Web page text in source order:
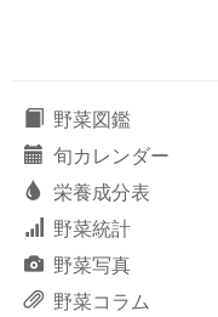
野菜図鑑
旬カレンダー
栄養成分表
野菜統計
野菜写真
野菜コラム